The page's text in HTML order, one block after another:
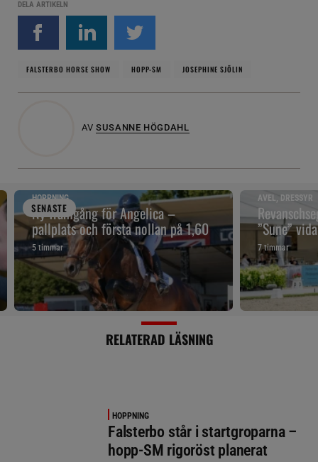
DELA ARTIKELN
FALSTERBO HORSE SHOW HOPP-SM JOSEPHINE SJÖLIN
AV SUSANNE HÖGDAHL
SENASTE
HOPPNING
Ny framgång för Angelica –
pallplats och första nollan på 1,60
5 timmar
AVEL, DRESSYR
”Sune”
7 timmar
RELATERAD LÄSNING
HOPPNING
Falsterbo står i startgroparna –
hopp-SM rigoröst planerat